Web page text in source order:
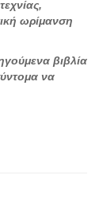
ωρίμανση
βιβλία
να